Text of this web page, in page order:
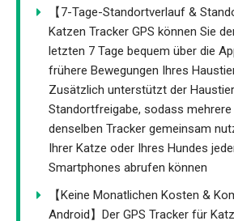
【7-Tage-Standortverlauf &
Katzen Tracker GPS können Sie
letzten 7 Tage bequem über die
frühere Bewegungen Ihres
Zusätzlich unterstützt der
Standortfreigabe, sodass
denselben Tracker gemeinsam
Ihrer Katze oder Ihres Hundes
Smartphones abrufen können
【Keine Monatlichen Kosten &
Android】Der GPS Tracker für